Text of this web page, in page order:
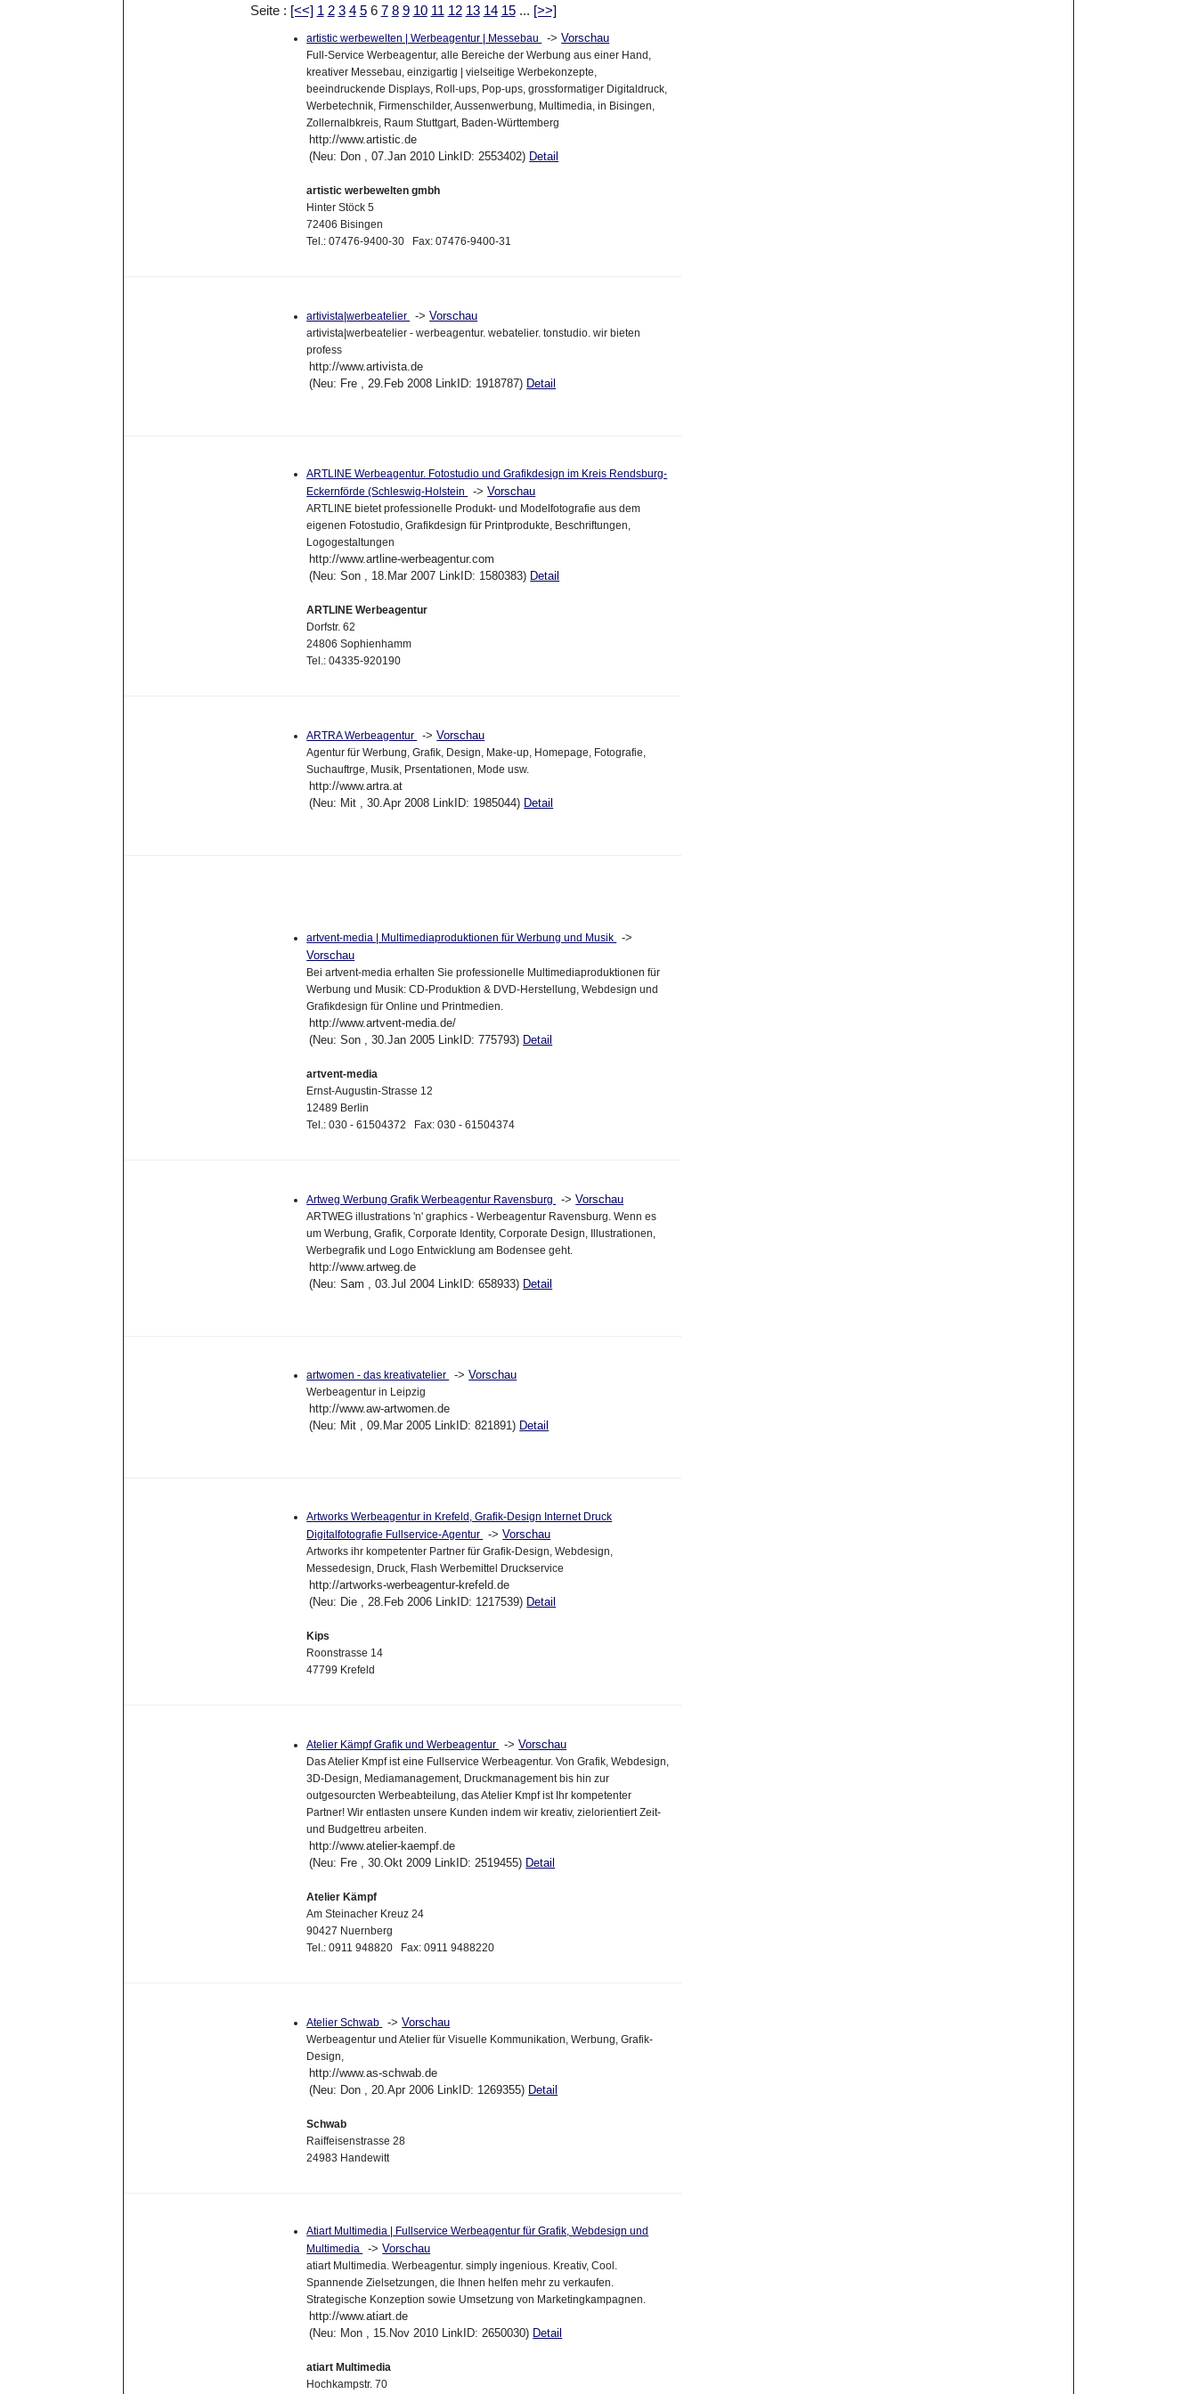
Seite : [<<] 1 2 3 4 56 7 8 9 10 11 12 13 14 15... [>>]
artistic werbewelten | Werbeagentur | Messebau ->Vorschau
Full-Service Werbeagentur, alle Bereiche der Werbung aus einer Hand,
kreativer Messebau, einzigartig | vielseitige Werbekonzepte,
beeindruckende Displays, Roll-ups, Pop-ups, grossformatiger Digitaldruck,
Werbetechnik, Firmenschilder, Aussenwerbung, Multimedia, in Bisingen,
Zollernalbkreis, Raum Stuttgart, Baden-Württemberg
http://www.artistic.de
(Neu: Don , 07.Jan 2010 LinkID: 2553402) Detail
artistic werbewelten gmbh
Hinter Stöck 5
72406 Bisingen
Tel.: 07476-9400-30 Fax: 07476-9400-31
artivista|werbeatelier ->Vorschau
artivista|werbeatelier - werbeagentur. webatelier. tonstudio. wir bieten
profess
http://www.artivista.de
(Neu: Fre , 29.Feb 2008 LinkID: 1918787) Detail
ARTLINE Werbeagentur. Fotostudio und Grafikdesign im Kreis Rendsburg-
Eckernförde (Schleswig-Holstein
->Vorschau
ARTLINE bietet professionelle Produkt- und Modelfotografie aus dem
eigenen Fotostudio, Grafikdesign für Printprodukte, Beschriftungen,
Logogestaltungen
http://www.artline-werbeagentur.com
(Neu: Son , 18.Mar 2007 LinkID: 1580383) Detail
ARTLINE Werbeagentur
Dorfstr. 62
24806 Sophienhamm
Tel.: 04335-920190
ARTRA Werbeagentur ->Vorschau
Agentur für Werbung, Grafik, Design, Make-up, Homepage, Fotografie,
Suchauftrge, Musik, Prsentationen, Mode usw.
http://www.artra.at
(Neu: Mit , 30.Apr 2008 LinkID: 1985044) Detail
artvent-media | Multimediaproduktionen für Werbung und Musik
->
Vorschau
Bei artvent-media erhalten Sie professionelle Multimediaproduktionen für
Werbung und Musik: CD-Produktion & DVD-Herstellung, Webdesign und
Grafikdesign für Online und Printmedien.
http://www.artvent-media.de/
(Neu: Son , 30.Jan 2005 LinkID: 775793) Detail
artvent-media
Ernst-Augustin-Strasse 12
12489 Berlin
Tel.: 030 - 61504372 Fax: 030 - 61504374
Artweg Werbung Grafik Werbeagentur Ravensburg ->Vorschau
ARTWEG illustrations 'n' graphics - Werbeagentur Ravensburg. Wenn es
um Werbung, Grafik, Corporate Identity, Corporate Design, Illustrationen,
Werbegrafik und Logo Entwicklung am Bodensee geht.
http://www.artweg.de
(Neu: Sam , 03.Jul 2004 LinkID: 658933) Detail
artwomen - das kreativatelier ->Vorschau
Werbeagentur in Leipzig
http://www.aw-artwomen.de
(Neu: Mit , 09.Mar 2005 LinkID: 821891) Detail
Artworks Werbeagentur in Krefeld, Grafik-Design Internet Druck
Digitalfotografie Fullservice-Agentur
->Vorschau
Artworks ihr kompetenter Partner für Grafik-Design, Webdesign,
Messedesign, Druck, Flash Werbemittel Druckservice
http://artworks-werbeagentur-krefeld.de
(Neu: Die , 28.Feb 2006 LinkID: 1217539) Detail
Kips
Roonstrasse 14
47799 Krefeld
Atelier Kämpf Grafik und Werbeagentur ->Vorschau
Das Atelier Kmpf ist eine Fullservice Werbeagentur. Von Grafik, Webdesign,
3D-Design, Mediamanagement, Druckmanagement bis hin zur
outgesourcten Werbeabteilung, das Atelier Kmpf ist Ihr kompetenter
Partner! Wir entlasten unsere Kunden indem wir kreativ, zielorientiert Zeit-
und Budgettreu arbeiten.
http://www.atelier-kaempf.de
(Neu: Fre , 30.Okt 2009 LinkID: 2519455) Detail
Atelier Kämpf
Am Steinacher Kreuz 24
90427 Nuernberg
Tel.: 0911 948820 Fax: 0911 9488220
Atelier Schwab ->Vorschau
Werbeagentur und Atelier für Visuelle Kommunikation, Werbung, Grafik-
Design,
http://www.as-schwab.de
(Neu: Don , 20.Apr 2006 LinkID: 1269355) Detail
Schwab
Raiffeisenstrasse 28
24983 Handewitt
Atiart Multimedia | Fullservice Werbeagentur für Grafik, Webdesign und
Multimedia
->Vorschau
atiart Multimedia. Werbeagentur. simply ingenious. Kreativ, Cool.
Spannende Zielsetzungen, die Ihnen helfen mehr zu verkaufen.
Strategische Konzeption sowie Umsetzung von Marketingkampagnen.
http://www.atiart.de
(Neu: Mon , 15.Nov 2010 LinkID: 2650030) Detail
atiart Multimedia
Hochkampstr. 70